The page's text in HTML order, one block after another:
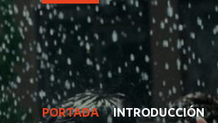
PORTADA INTRODUCCIÓN